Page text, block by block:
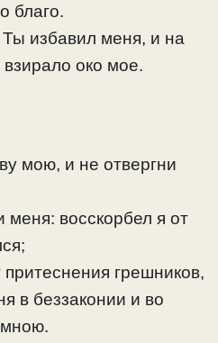
благо.
избавил меня, и на
взирало око мое.
мою, и не отвергни
восскорбел я от
грешников,
в беззаконии и во
мною.